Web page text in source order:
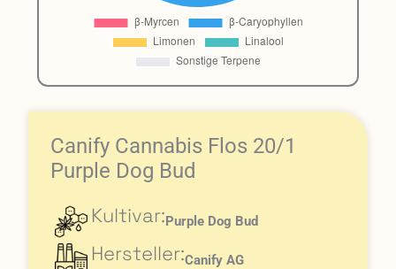
Canify Cannabis Flos 20/1
Purple Dog Bud
Kultivar:Purple Dog Bud
Hersteller:Canify AG